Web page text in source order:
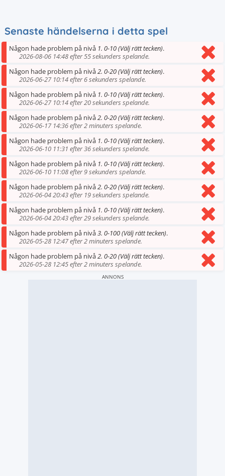
Senaste händelserna i detta spel
Någon hade problem på nivå 1. 0-10 (Välj rätt tecken).
2026-08-06 14:48 efter 55 sekunders spelande.
Någon hade problem på nivå2. 0-20 (Välj rätt tecken).
2026-06-27 10:14 efter 6 sekunders spelande.
Någon hade problem på nivå 1. 0-10 (Välj rätt tecken).
2026-06-27 10:14 efter 20 sekunders spelande.
Någon hade problem på nivå2. 0-20 (Välj rätt tecken).
2026-06-17 14:36 efter 2 minuters spelande.
Någon hade problem på nivå 1. 0-10 (Välj rätt tecken).
2026-06-10 11:31 efter 36 sekunders spelande.
Någon hade problem på nivå 1. 0-10 (Välj rätt tecken).
2026-06-10 11:08 efter 9 sekunders spelande.
Någon hade problem på nivå2. 0-20 (Välj rätt tecken).
2026-06-04 20:43 efter 19 sekunders spelande.
Någon hade problem på nivå 1. 0-10 (Välj rätt tecken).
2026-06-04 20:43 efter 29 sekunders spelande.
Någon hade problem på nivå3. 0-100 (Välj rätt tecken).
2026-05-28 12:47 efter 2 minuters spelande.
Någon hade problem på nivå2. 0-20 (Välj rätt tecken).
2026-05-28 12:45 efter 2 minuters spelande.
ANNONS